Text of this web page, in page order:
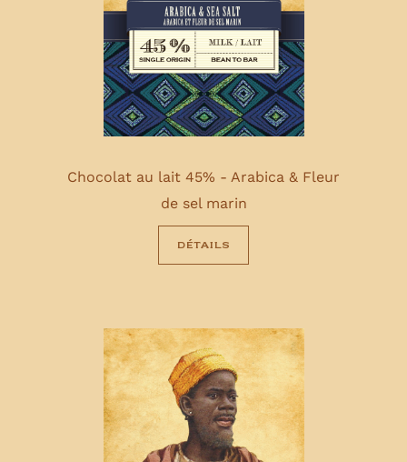
Chocolat au lait 45% - Arabica & Fleur
de sel marin
détails